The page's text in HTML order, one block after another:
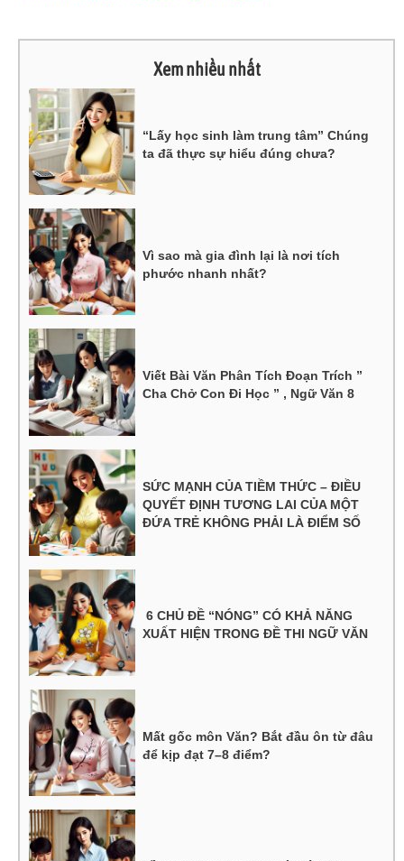
Xem nhiều nhất
“Lấy học sinh làm trung tâm” Chúng
ta đã thực sự hiểu đúng chưa?
Vì sao mà gia đình lại là nơi tích
phước nhanh nhất?
Viết Bài Văn Phân Tích Đoạn Trích ”
Cha Chở Con Đi Học ” , Ngữ Văn 8
SỨC MẠNH CỦA TIỀM THỨC – ĐIỀU
QUYẾT ĐỊNH TƯƠNG LAI CỦA MỘT
ĐỨA TRẺ KHÔNG PHẢI LÀ ĐIỂM SỐ
6 CHỦ ĐỀ “NÓNG” CÓ KHẢ NĂNG
XUẤT HIỆN TRONG ĐỀ THI NGỮ VĂN
Mất gốc môn Văn? Bắt đầu ôn từ đâu
để kịp đạt 7–8 điểm?